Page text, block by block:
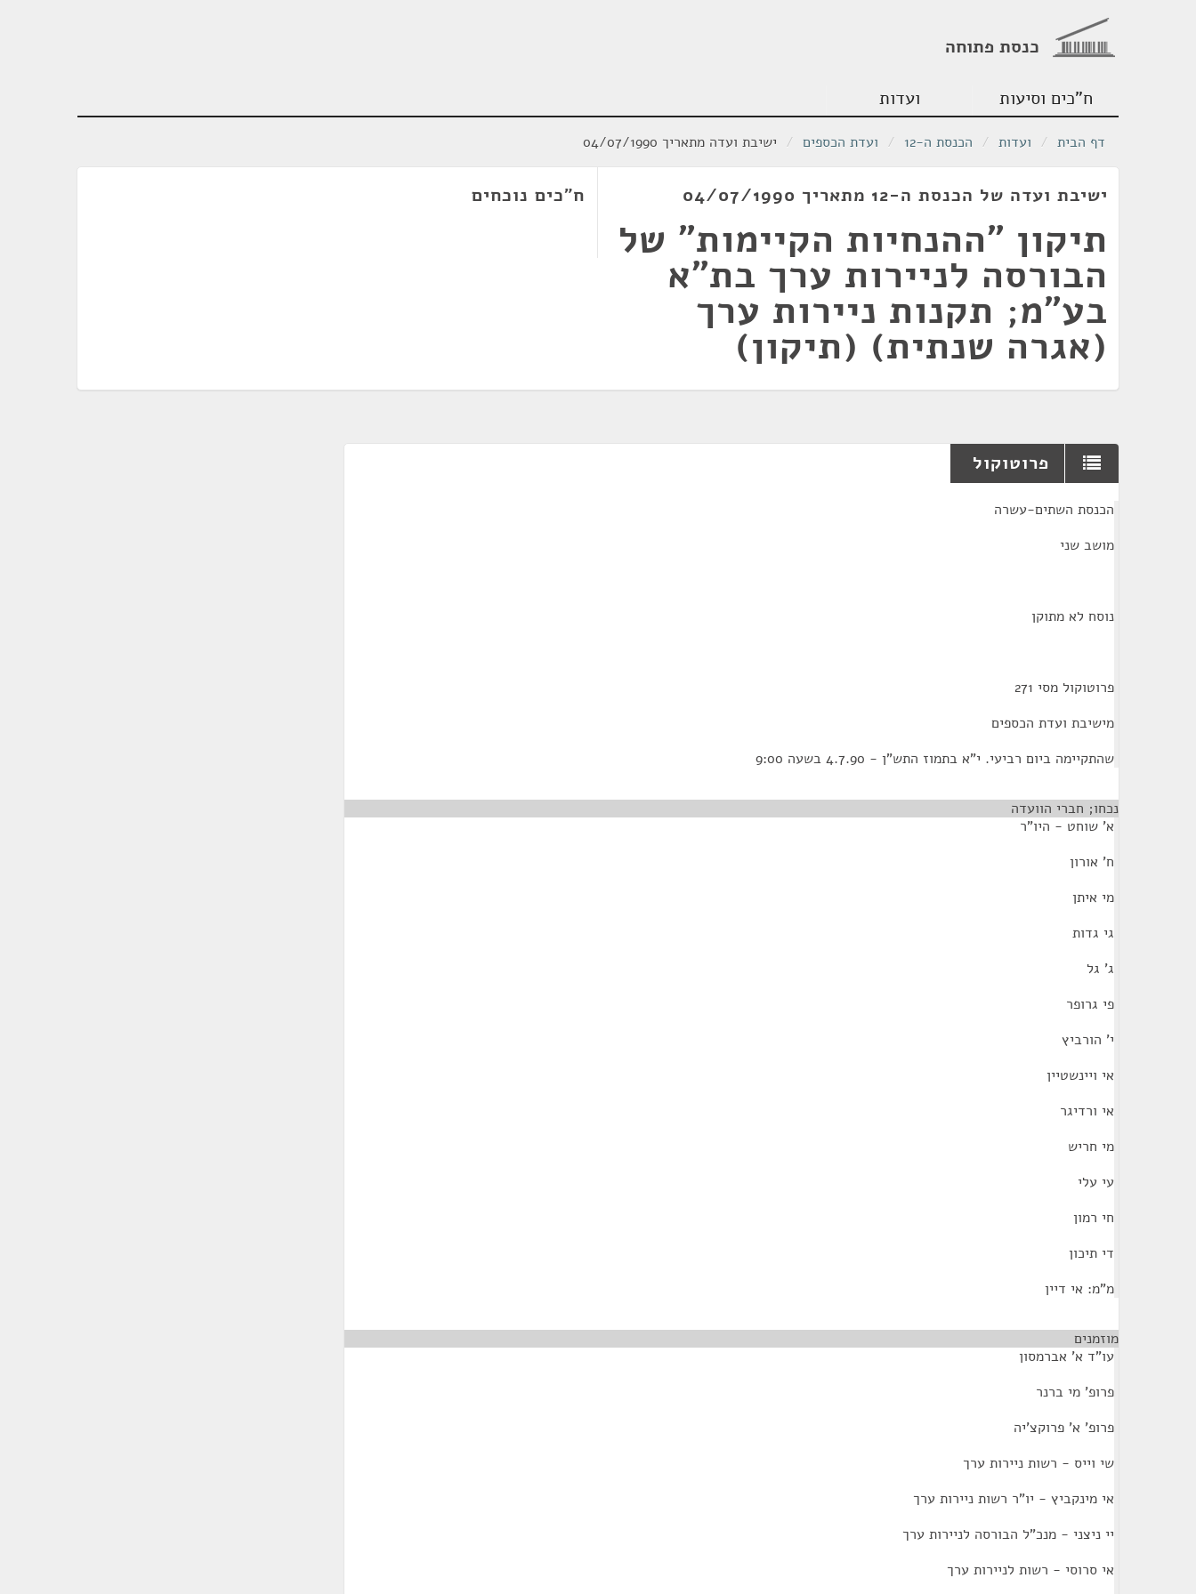
כנסת פתוחה
ח"כים וסיעות ועדות
דף הבית / ועדות / הכנסת ה-12 / ועדת הכספים / ישיבת ועדה מתאריך 04/07/1990
ישיבת ועדה של הכנסת ה-12 מתאריך 04/07/1990
תיקון "ההנחיות הקיימות" של
הבורסה לניירות ערך בת"א
בע"מ; תקנות ניירות ערך
(אגרה שנתית) (תיקון)
ח"כים נוכחים
פרוטוקול
הכנסת השתים-עשרה
מושב שני
נוסח לא מתוקן
פרוטוקול מסי 271
מישיבת ועדת הכספים
שהתקיימה ביום רביעי. י"א בתמוז התש"ן - 4.7.90 בשעה 9:00
נכחו; חברי הוועדה
א' שוחט - היו"ר
ח' אורון
מי איתן
גי גדות
ג' גל
פי גרופר
י' הורביץ
אי ויינשטיין
אי ורדיגר
מי חריש
עי עלי
חי רמון
די תיכון
מ"מ: אי דיין
מוזמנים
עו"ד א' אברמסון
פרופ' מי ברנר
פרופ' א' פרוקצ'יה
שי וייס - רשות ניירות ערך
אי מינקביץ - יו"ר רשות ניירות ערך
יי ניצני - מנכ"ל הבורסה לניירות ערך
אי סרוסי - רשות לניירות ערך